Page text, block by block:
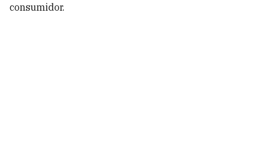
consumidor.